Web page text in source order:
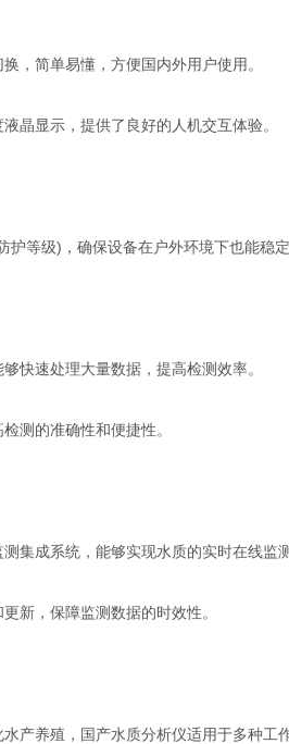
简单易懂，方便国内外用户使用。
显示，提供了良好的人机交互体验。
等级)，确保设备在户外环境下也能稳定
速处理大量数据，提高检测效率。
测的准确性和便捷性。
成系统，能够实现水质的实时在线监测
，保障监测数据的时效性。
养殖，国产水质分析仪适用于多种工作